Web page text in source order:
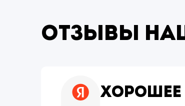
Отзывы
Хорошее